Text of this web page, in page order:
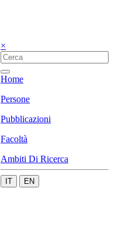
×
Home
Persone
Pubblicazioni
Facoltà
Ambiti Di Ricerca
IT EN